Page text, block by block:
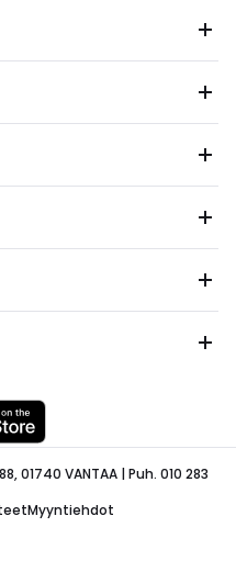
01740 VANTAA | Puh. 010 283
Myyntiehdot